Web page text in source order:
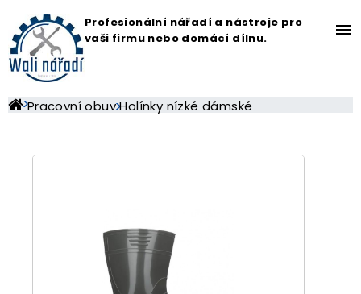
Profesionální nářadí a nástroje pro
vaši firmu nebo domácí dílnu.
Pracovní obuv Holínky nízké dámské
menu